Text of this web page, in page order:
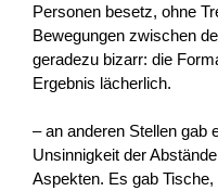
Personen besetz, ohne
Bewegungen zwischen
geradezu bizarr: die
Ergebnis lächerlich.
– an anderen Stellen gab
Unsinnigkeit der
Aspekten. Es gab